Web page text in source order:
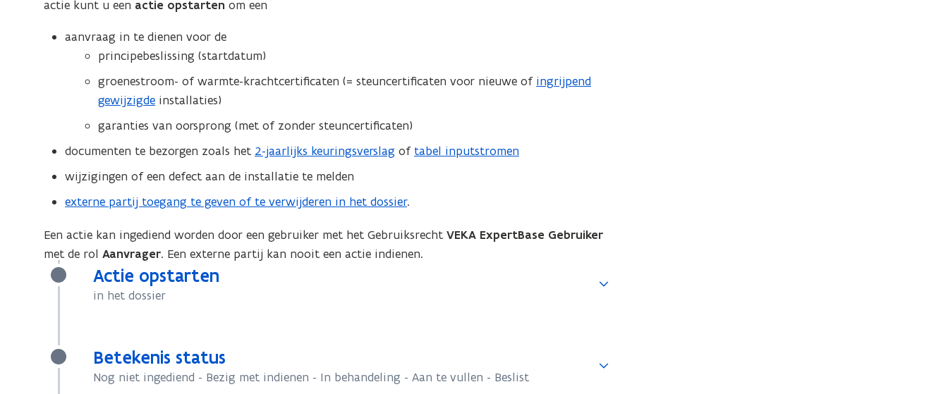
actie kunt u een actie opstarten om een
aanvraag in te dienen voor de
principebeslissing (startdatum)
groenestroom- of warmte-krachtcertificaten (= steuncertificaten voor nieuwe of ingrijpend
gewijzigde installaties)
garanties van oorsprong (met of zonder steuncertificaten)
documenten te bezorgen zoals het 2-jaarlijks keuringsverslag of tabel inputstromen
wijzigingen of een defect aan de installatie te melden
externe partij toegang te geven of te verwijderen in het dossier.
Een actie kan ingediend worden door een gebruiker met het GebruiksrechtVEKA ExpertBase Gebruiker
met de rolAanvrager. Een externe partij kan nooit een actie indienen.
Actie opstarten
in het dossier
Betekenis status
Nog niet ingediend - Bezig met indienen - In behandeling - Aan te vullen - Beslist